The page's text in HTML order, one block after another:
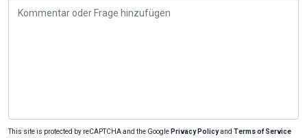
This site is protected by reCAPTCHA and the Google Privacy Policyand Terms of Service